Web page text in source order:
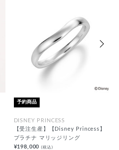
予約商品
DISNEY PRINCESS
【受注生産】【Disney Princess】
プラチナ マリッジリング
¥198,000(税込)